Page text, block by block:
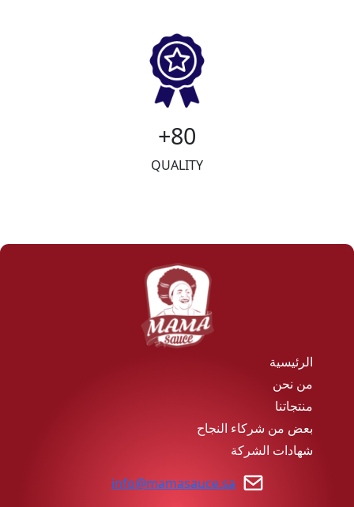
80+
QUALITY
الرئيسية
من نحن
منتجاتنا
بعض من شركاء النجاح
شهادات الشركة
info@mamasauce.sa